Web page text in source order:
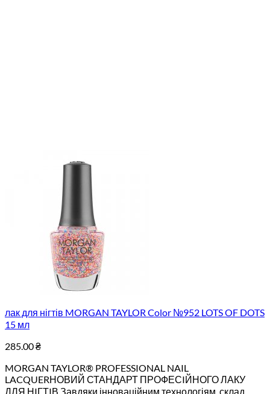
лак для нігтів MORGAN TAYLOR Color №952 LOTS OF DOTS
15 мл
285.00₴
MORGAN TAYLOR® PROFESSIONAL NAIL
LACQUERНОВИЙ СТАНДАРТ ПРОФЕСIЙНОГО ЛАКУ
ДЛЯ НIГТIВ.Завдяки інноваційним технологіям, склад